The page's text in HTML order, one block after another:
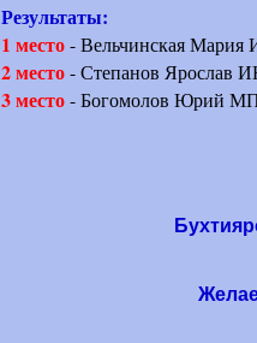
Результаты:
1 место- Вельчинская Мария
2 место- Степанов Ярослав
3 место- Богомолов Юрий